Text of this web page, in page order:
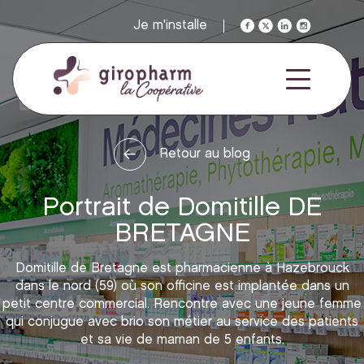
Je m'installe
Retour au blog
Portrait de Domitille DE
BRETAGNE
Domitille de Bretagne est pharmacienne à Hazebrouck
dans le nord (59) où son officine est implantée dans un
petit centre commercial. Rencontre avec une jeune femme
qui conjugue avec brio son métier au service des patients
et sa vie de maman de 5 enfants.